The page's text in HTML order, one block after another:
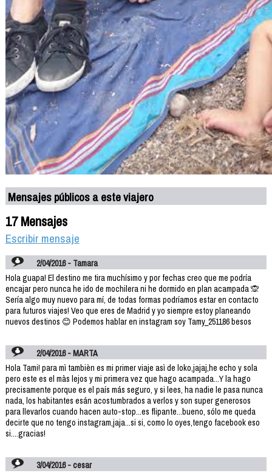
Mensajes públicos a este viajero
17 Mensajes
Escribir mensaje
2/04/2016 - Tamara
Hola guapa! El destino me tira muchísimo y por fechas creo que me podría
encajar pero nunca he ido de mochilera ni he dormido en plan acampada 🙊
Sería algo muy nuevo para mí, de todas formas podríamos estar en contacto
para futuros viajes! Veo que eres de Madrid y yo siempre estoy planeando
nuevos destinos 😊 Podemos hablar en instagram soy Tamy_251186 besos
2/04/2016 - MARTA
Hola Tami! para mì tambièn es mi primer viaje asì de loko,jajaj,he echo y sola
pero este es el màs lejos y mi primera vez que hago acampada...Y la hago
precisamente porque es el país más seguro, y si lees, ha nadie le pasa nunca
nada, los habitantes esán acostumbrados a verlos y son super generosos
para llevarlos cuando hacen auto-stop...es flipante...bueno, sólo me queda
decirte que no tengo instagram,jaja...si si, como lo oyes,tengo facebook eso
si....gracias!
3/04/2016 - cesar